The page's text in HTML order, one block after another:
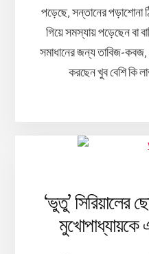
পড়েছে, সন্তানের পড়াশোনা
গিয়ে সমস্যায় পড়েছেন বা
সমাধানের জন্য তাবিজ-কবজ,
করছেন খুব বেশি কি
‘ভুতু’ সিরিয়ালের
মুখোপাধ্যায়কে